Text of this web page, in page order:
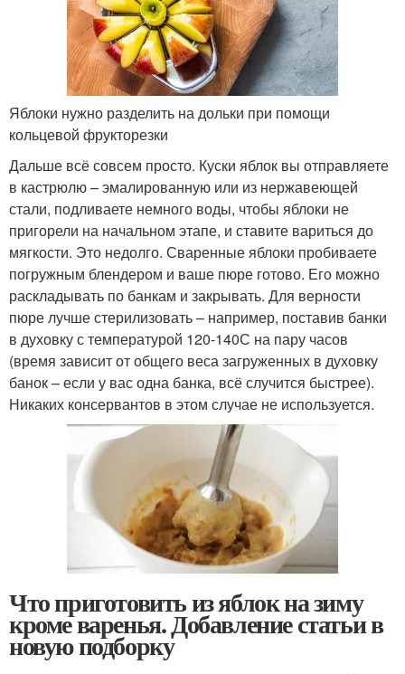
Яблоки нужно разделить на дольки при помощи
кольцевой фрукторезки
Дальше всё совсем просто. Куски яблок вы отправляете
в кастрюлю – эмалированную или из нержавеющей
стали, подливаете немного воды, чтобы яблоки не
пригорели на начальном этапе, и ставите вариться до
мягкости. Это недолго. Сваренные яблоки пробиваете
погружным блендером и ваше пюре готово. Его можно
раскладывать по банкам и закрывать. Для верности
пюре лучше стерилизовать – например, поставив банки
в духовку с температурой 120-140С на пару часов
(время зависит от общего веса загруженных в духовку
банок – если у вас одна банка, всё случится быстрее).
Никаких консервантов в этом случае не используется.
Что приготовить из яблок на зиму
кроме варенья. Добавление статьи в
новую подборку